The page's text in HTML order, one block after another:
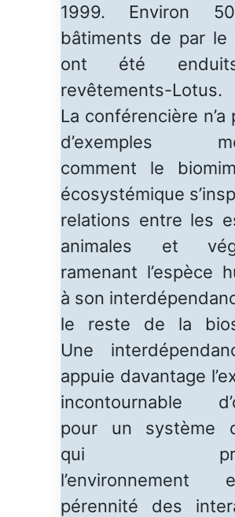
1999. Environ
bâtiments de par le
ont été
revêtements-Lotus.
La conférencière n’a
d’exemples
comment le
écosystémique
relations entre les
animales et
ramenant l’espèce
à son
le reste de la
Une
appuie davantage
incontournable
pour un système
qui
pérennité des